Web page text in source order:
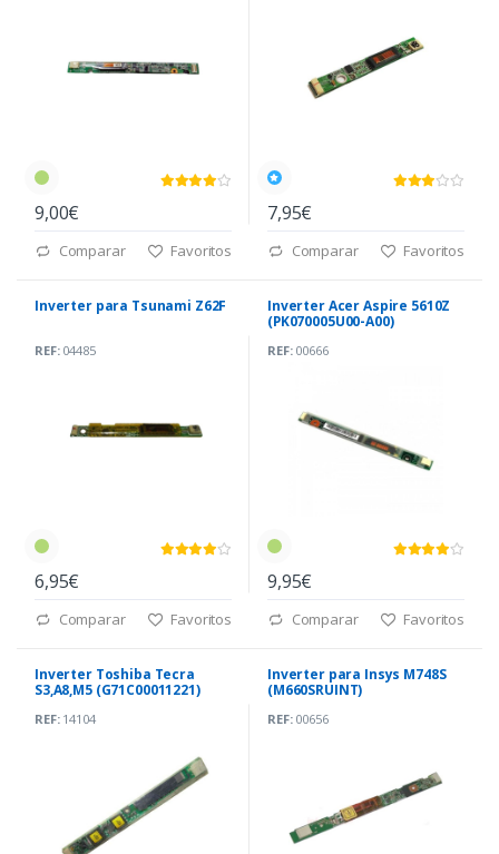
9,00€
Comparar Favoritos
7,95€
Comparar Favoritos
Inverter para Tsunami Z62F
REF:04485
6,95€
Comparar Favoritos
Inverter Acer Aspire 5610Z
(PK070005U00-A00)
REF:00666
9,95€
Comparar Favoritos
Inverter Toshiba Tecra
S3,A8,M5 (G71C00011221)
REF:14104
Inverter para Insys M748S
(M660SRUINT)
REF:00656